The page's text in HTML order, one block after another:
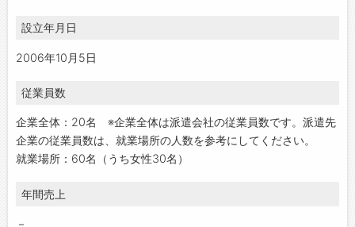
設立年月日
2006年10月5日
従業員数
企業全体：20名 ※企業全体は派遣会社の従業員数です。派遣先
企業の従業員数は、就業場所の人数を参考にしてください。
就業場所：60名（うち女性30名）
年間売上
－